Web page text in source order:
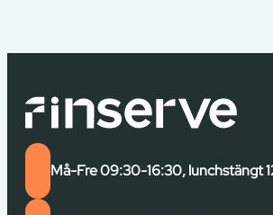
Må-Fre 09:30-16:30, lunchstängt